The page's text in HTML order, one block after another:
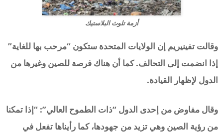
أزمة تلوث البلاستيك
وقالت تفينيريم إن الولايات المتحدة ستكون “مرحب بها للغاية”
إذا انضمت إلى التحالف. كما أن هناك فرصة للصين وغيرها من
الدول لإظهار القيادة.
وقال مفاوض من إحدى الدول “ذات الطموح العالي”: “إذا تمكنا
من رؤية الصين وهي تزيد من جهودها، كما رأيناها تفعل في